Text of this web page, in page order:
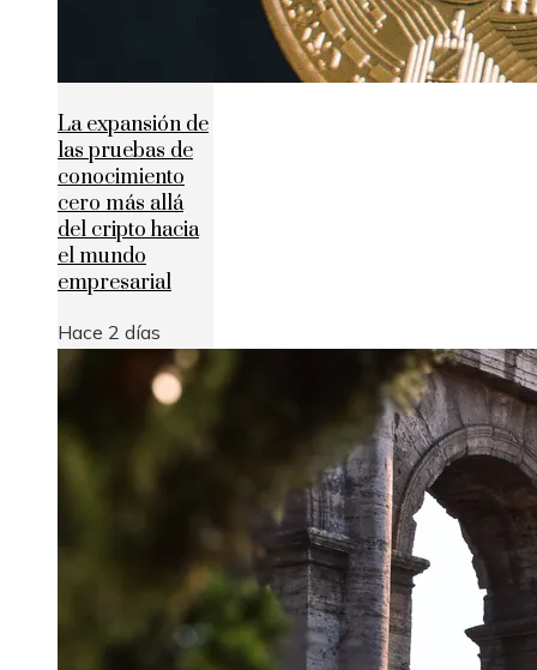
La expansión de
las pruebas de
conocimiento
cero más allá
del cripto hacia
el mundo
empresarial
Hace 2 días